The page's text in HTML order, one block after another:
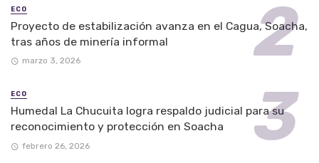
ECO
Proyecto de estabilización avanza en el Cagua, Soacha,
tras años de minería informal
marzo 3, 2026
ECO
Humedal La Chucuita logra respaldo judicial para su
reconocimiento y protección en Soacha
febrero 26, 2026